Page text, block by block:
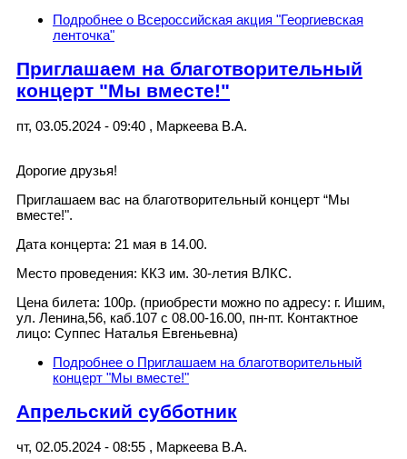
Подробнее о Всероссийская акция "Георгиевская
ленточка"
Приглашаем на благотворительный
концерт "Мы вместе!"
пт, 03.05.2024 - 09:40 , Маркеева В.А.
Дорогие друзья!
Приглашаем вас на благотворительный концерт “Мы
вместе!".
Дата концерта: 21 мая в 14.00.
Место проведения: ККЗ им. 30-летия ВЛКС.
Цена билета: 100р. (приобрести можно по адресу: г. Ишим,
ул. Ленина,56, каб.107 с 08.00-16.00, пн-пт. Контактное
лицо: Суппес Наталья Евгеньевна)
Подробнее о Приглашаем на благотворительный
концерт "Мы вместе!"
Апрельский субботник
чт, 02.05.2024 - 08:55 , Маркеева В.А.